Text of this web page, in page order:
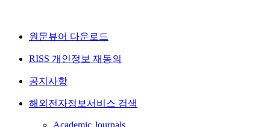
원문뷰어 다운로드
RISS 개인정보 재동의
공지사항
해외전자정보서비스 검색
Academic Journals